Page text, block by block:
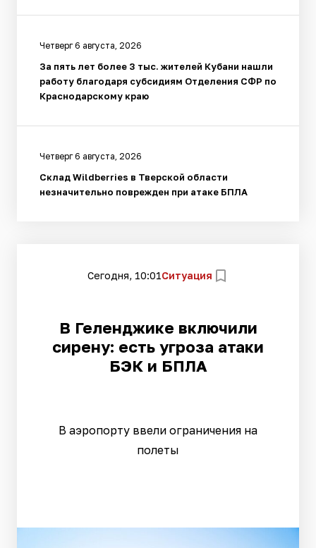
Четверг 6 августа, 2026
За пять лет более 3 тыс. жителей Кубани нашли
работу благодаря субсидиям Отделения СФР по
Краснодарскому краю
Четверг 6 августа, 2026
Склад Wildberries в Тверской области
незначительно поврежден при атаке БПЛА
Сегодня, 10:01Ситуация
В Геленджике включили
сирену: есть угроза атаки
БЭК и БПЛА
В аэропорту ввели ограничения на
полеты